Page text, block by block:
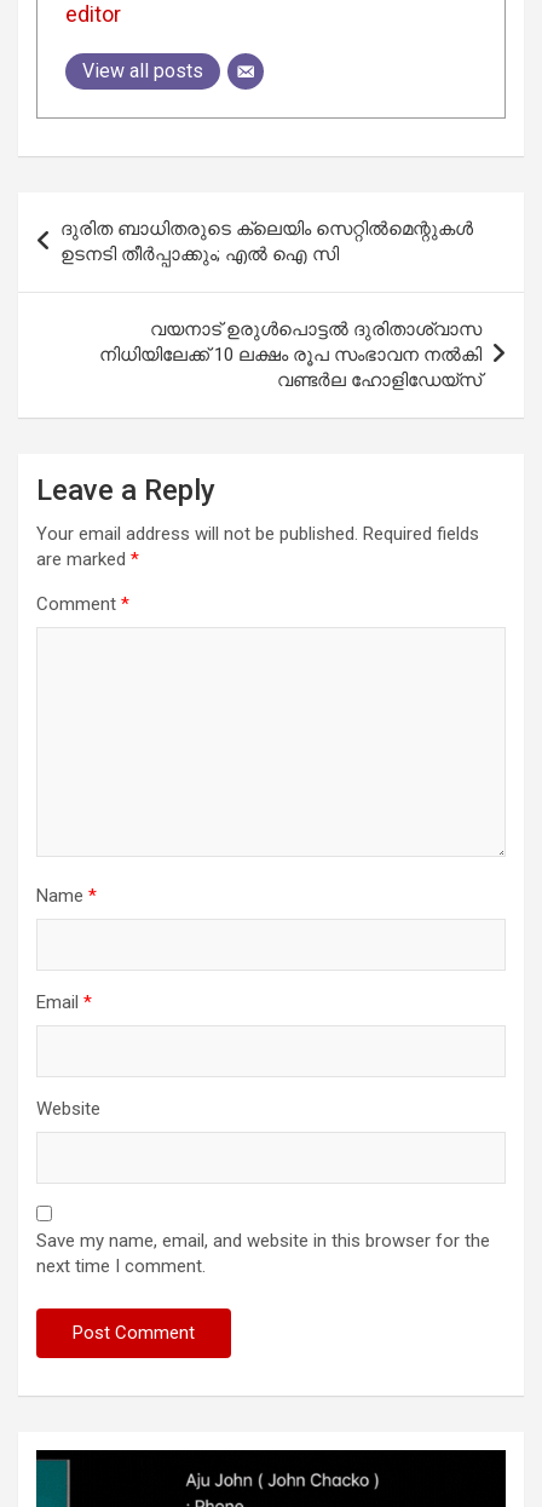
editor
View all posts
navigation
ദുരിത ബാധിതരുടെ ക്ലെയിം സെറ്റിൽമെന്റുകൾ
ഉടനടി തീർപ്പാക്കും; എൽ ഐ സി
വയനാട് ഉരുൾപൊട്ടൽ ദുരിതാശ്വാസ
നിധിയിലേക്ക് 10 ലക്ഷം രൂപ സംഭാവന നൽകി
വണ്ടർല ഹോളിഡേയ്‌സ്
Leave a Reply
Your email address will not be published. Required fields
are marked *
Comment *
Name *
Email *
Website
Save my name, email, and website in this browser for the
next time I comment.